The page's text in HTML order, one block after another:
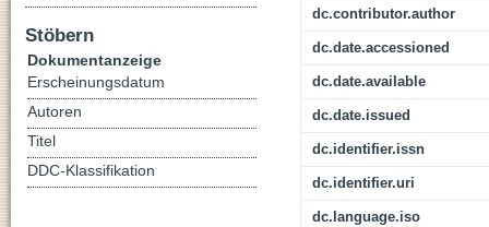
dc.contributor.author
dc.date.accessioned
dc.date.available
dc.date.issued
dc.identifier.issn
dc.identifier.uri
dc.language.iso
Stöbern
Dokumentanzeige
Erscheinungsdatum
Autoren
Titel
DDC-Klassifikation